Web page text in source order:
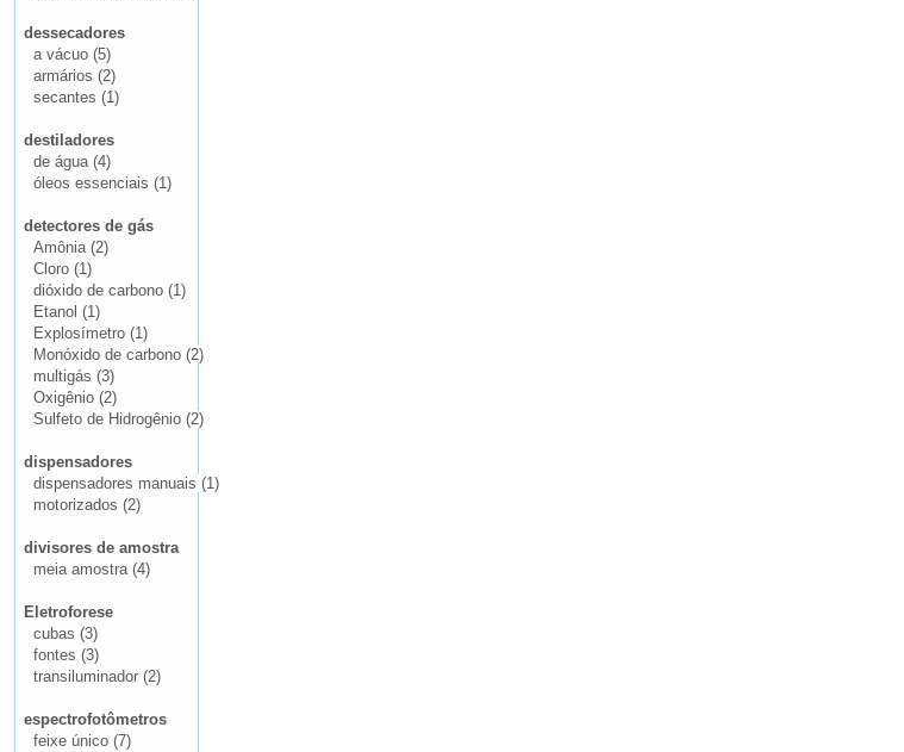
dessecadores
a vácuo (5)
armários (2)
secantes (1)
destiladores
de água (4)
óleos essenciais (1)
detectores de gás
Amônia (2)
Cloro (1)
dióxido de carbono (1)
Etanol (1)
Explosímetro (1)
Monóxido de carbono (2)
multigás (3)
Oxigênio (2)
Sulfeto de Hidrogênio (2)
dispensadores
dispensadores manuais (1)
motorizados (2)
divisores de amostra
meia amostra (4)
Eletroforese
cubas (3)
fontes (3)
transiluminador (2)
espectrofotômetros
feixe único (7)